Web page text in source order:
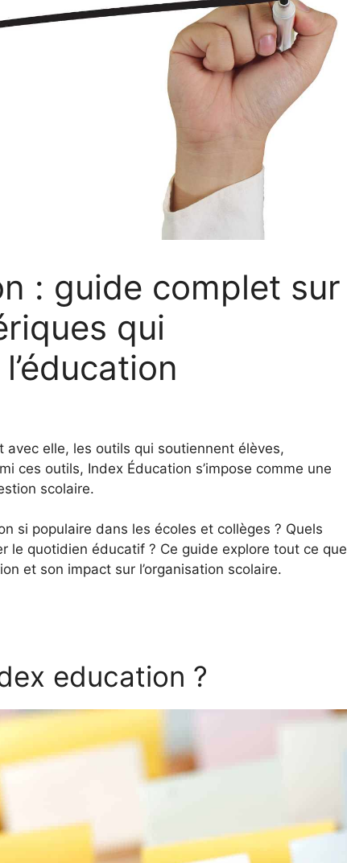
: guide complet sur
qui
avec elle, les outils qui soutiennent élèves,
ces outils, Index Éducation s’impose comme une
scolaire.
si populaire dans les écoles et collèges ? Quels
le quotidien éducatif ? Ce guide explore tout ce que
et son impact sur l’organisation scolaire.
education ?